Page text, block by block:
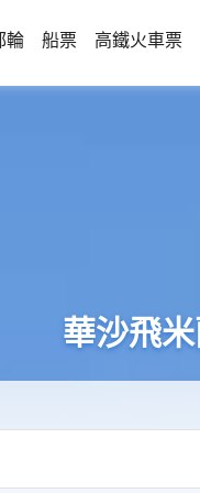
輪 船票 高鐵火車票
華沙飛